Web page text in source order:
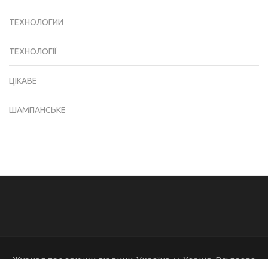
ТЕХНОЛОГИИ
ТЕХНОЛОГІЇ
ЦІКАВЕ
ШАМПАНСЬКЕ